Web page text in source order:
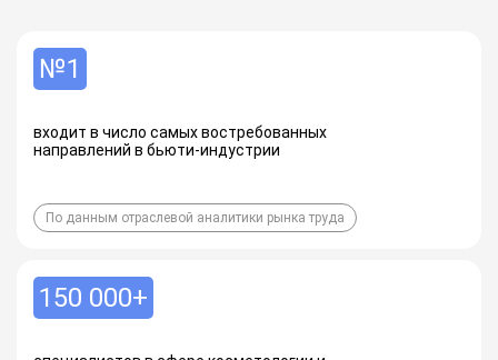
№1
входит в число самых востребованных
направлений в бьюти-индустрии
По данным отраслевой аналитики рынка труда
150 000+